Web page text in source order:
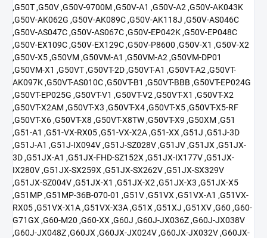
,G50T ,G50V ,G50V-9700M ,G50V-A1 ,G50V-A2 ,G50V-AK043K
,G50V-AK062G ,G50V-AK089C ,G50V-AK118J ,G50V-AS046C
,G50V-AS047C ,G50V-AS067C ,G50V-EP042K ,G50V-EP048C
,G50V-EX109C ,G50V-EX129C ,G50V-P8600 ,G50V-X1 ,G50V-X2
,G50V-X5 ,G50VM ,G50VM-A1 ,G50VM-A2 ,G50VM-DP01
,G50VM-X1 ,G50VT ,G50VT-2D ,G50VT-A1 ,G50VT-A2 ,G50VT-
AK097K ,G50VT-AS010C ,G50VT-B1 ,G50VT-BBB ,G50VT-EP024G
,G50VT-EP025G ,G50VT-V1 ,G50VT-V2 ,G50VT-X1 ,G50VT-X2
,G50VT-X2AM ,G50VT-X3 ,G50VT-X4 ,G50VT-X5 ,G50VT-X5-RF
,G50VT-X6 ,G50VT-X8 ,G50VT-X8TW ,G50VT-X9 ,G50XM ,G51
,G51-A1 ,G51-VX-RX05 ,G51-VX-X2A ,G51-XX ,G51J ,G51J-3D
,G51J-A1 ,G51J-IX094V ,G51J-SZ028V ,G51JV ,G51JX ,G51JX-
3D ,G51JX-A1 ,G51JX-FHD-SZ152X ,G51JX-IX177V ,G51JX-
IX280V ,G51JX-SX259X ,G51JX-SX262V ,G51JX-SX329V
,G51JX-SZ004V ,G51JX-X1 ,G51JX-X2 ,G51JX-X3 ,G51JX-X5
,G51MP ,G51MP-36B-070-01 ,G51V ,G51VX ,G51VX-A1 ,G51VX-
RX05 ,G51VX-X1A ,G51VX-X3A ,G51X ,G51XJ ,G51XV ,G60 ,G60-
G71GX ,G60-M20 ,G60-XX ,G60J ,G60J-JX036Z ,G60J-JX038V
,G60J-JX048Z ,G60JX ,G60JX-JX024V ,G60JX-JX032V ,G60JX-